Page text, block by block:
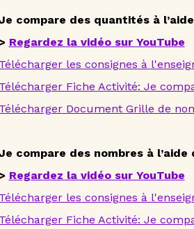
compare des quantités à
> Regardez la vidéo sur YouTube
Télécharger les consignes à
Télécharger Fiche Activité: Je
Télécharger Document Grille de
compare des nombres à l’aide
> Regardez la vidéo sur YouTube
Télécharger les consignes à
Télécharger Fiche Activité: Je